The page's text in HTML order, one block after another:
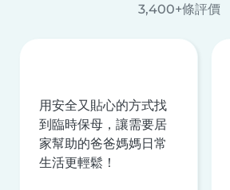
3,400+條評價
用安全又貼心的方式找
到臨時保母，讓需要居
家幫助的爸爸媽媽日常
生活更輕鬆！